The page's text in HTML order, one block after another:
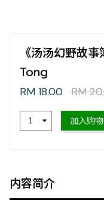
《汤汤幻野故
Tong
RM 18.00 RM
加入购
内容简介